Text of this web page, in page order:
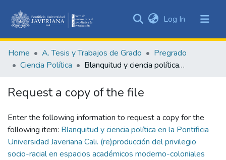
&
Collections
Log In (current)
Home A. Tesis y Trabajos de Grado
Pregrado
Ciencia Política
Blanquitud y ciencia política en la Pontificia Universidad Javeriana Cali. (re)producción del privilegio socio-racial en espacios académicos moderno-coloniales
Request a copy of the file
Enter the following information to request a copy for the
following item: Blanquitud y ciencia política en la Pontificia
Universidad Javeriana Cali. (re)producción del privilegio
socio-racial en espacios académicos moderno-coloniales